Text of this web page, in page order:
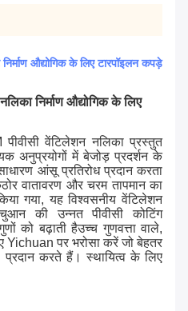
औद्योगिक के लिए टारपॉइलन कपड़े
निर्माण औद्योगिक के लिए
वेंटिलेशन नलिका प्रस्तुत
अनुप्रयोगों में बेजोड़ प्रदर्शन के
आंसू प्रतिरोध प्रदान करता
वातावरण और चरम तापमान का
गया, यह विश्वसनीय वेंटिलेशन
की उन्नत पीवीसी कोटिंग
को बढ़ाती हैउच्च गुणवत्ता वाले,
Yichuan पर भरोसा करें जो बेहतर
प्रदान करते हैं। स्थायित्व के लिए